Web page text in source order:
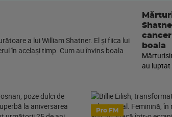
boala
au luptat
Pro FM